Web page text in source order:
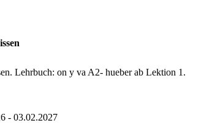
Lehrbuch: on y va A2- hueber ab Lektion 1.
- 03.02.2027